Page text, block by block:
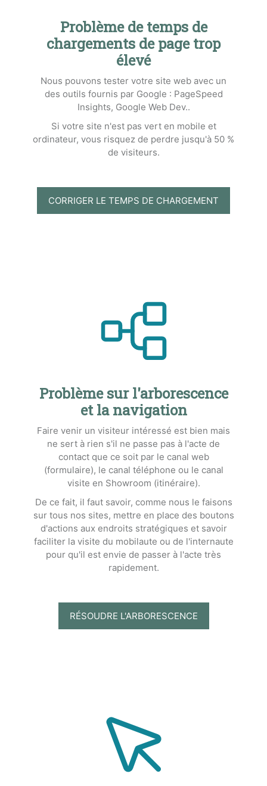
Problème de temps de
chargements de page trop
élevé
Nous pouvons tester votre site web avec un
des outils fournis par Google : PageSpeed
Insights, Google Web Dev..
Si votre site n'est pas vert en mobile et
ordinateur, vous risquez de perdre jusqu'à 50 %
de visiteurs.
CORRIGER LE TEMPS DE CHARGEMENT
Problème sur l'arborescence
et la navigation
Faire venir un visiteur intéressé est bien mais
ne sert à rien s'il ne passe pas à l'acte de
contact que ce soit par le canal web
(formulaire), le canal téléphone ou le canal
visite en Showroom (itinéraire).
De ce fait, il faut savoir, comme nous le faisons
sur tous nos sites, mettre en place des boutons
d'actions aux endroits stratégiques et savoir
faciliter la visite du mobilaute ou de l'internaute
pour qu'il est envie de passer à l'acte très
rapidement.
RÉSOUDRE L'ARBORESCENCE